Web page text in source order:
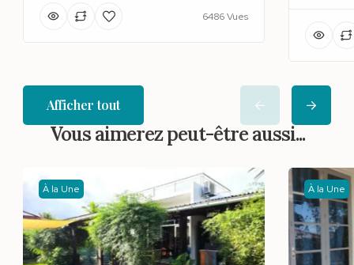
6486 Vues
Afficher tout
Vous aimerez peut-être aussi...
À la Une À la Une